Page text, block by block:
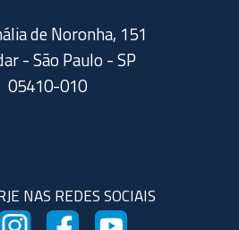
de Noronha, 151
- São Paulo - SP
05410-010
NAS REDES SOCIAIS